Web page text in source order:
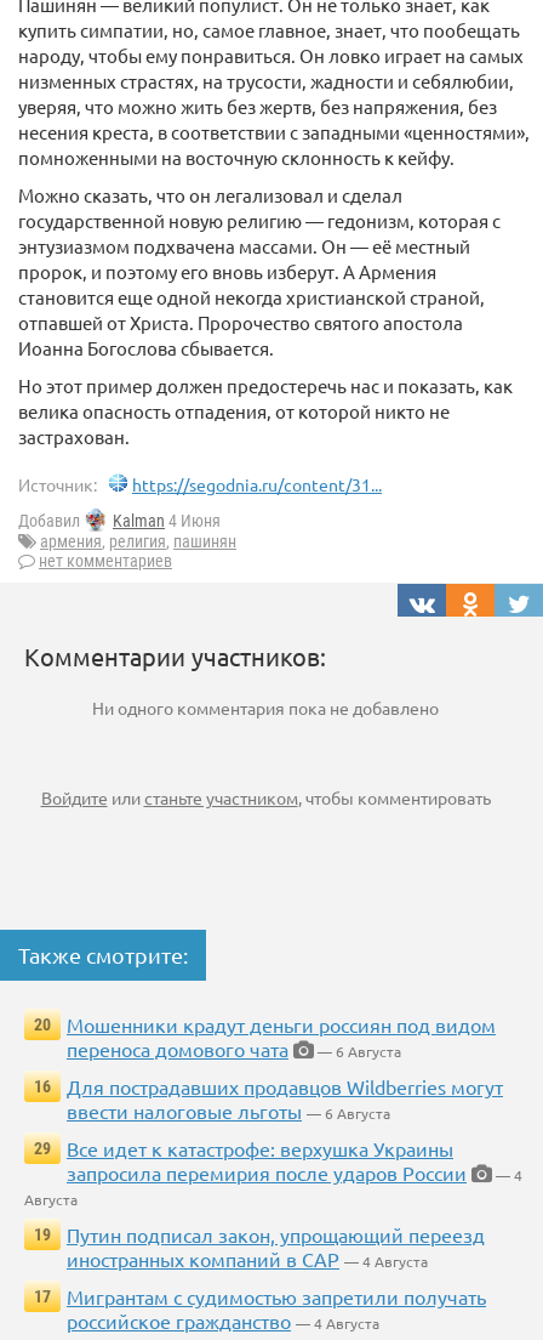
купить симпатии, но, самое главное, знает, что пообещать
народу, чтобы ему понравиться. Он ловко играет на самых
низменных страстях, на трусости, жадности и себялюбии,
уверяя, что можно жить без жертв, без напряжения, без
несения креста, в соответствии с западными «ценностями»,
помноженными на восточную склонность к кейфу.
Можно сказать, что он легализовал и сделал
государственной новую религию — гедонизм, которая с
энтузиазмом подхвачена массами. Он — её местный
пророк, и поэтому его вновь изберут. А Армения
становится еще одной некогда христианской страной,
отпавшей от Христа. Пророчество святого апостола
Иоанна Богослова сбывается.
Но этот пример должен предостеречь нас и показать, как
велика опасность отпадения, от которой никто не
застрахован.
Источник: https://segodnia.ru/content/31...
Добавил Kalman 4 Июня
армения, религия, пашинян
нет комментариев
Комментарии участников:
Ни одного комментария пока не добавлено
Войдите илистаньте участником, чтобы комментировать
Также смотрите:
20
Мошенники крадут деньги россиян под видом
переноса домового чата
— 6 Августа
16
Для пострадавших продавцов Wildberries могут
ввести налоговые льготы — 6 Августа
29
Все идет к катастрофе: верхушка Украины
запросила перемирия после ударов России
— 4
Августа
19
Путин подписал закон, упрощающий переезд
иностранных компаний в САР — 4 Августа
17
Мигрантам с судимостью запретили получать
российское гражданство — 4 Августа